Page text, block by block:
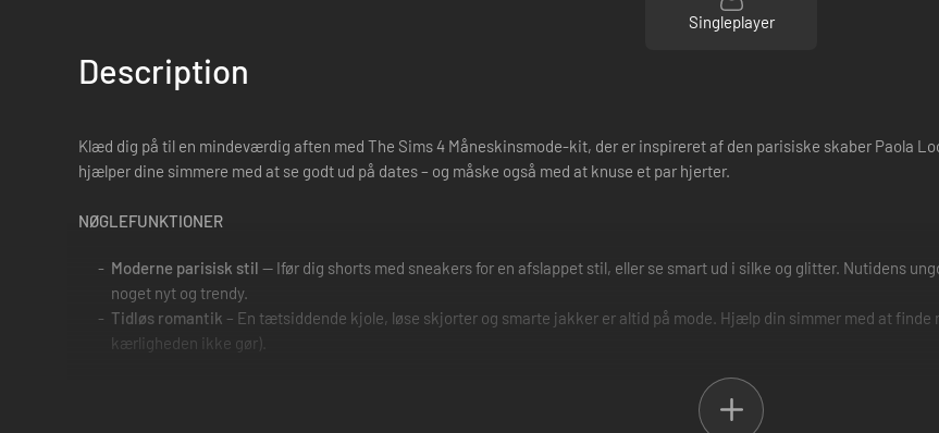
Singleplayer
Description
Klæd dig på til en mindeværdig aften med The Sims 4 Måneskinsmode-kit, der er inspireret af den parisiske skaber Paola
hjælper dine simmere med at se godt ud på dates – og måske også med at knuse et par hjerter.
NØGLEFUNKTIONER
Moderne parisisk stil — Ifør dig shorts med sneakers for en afslappet stil, eller se smart ud i silke og glitter. Nutidens
noget nyt og trendy.
Tidløs romantik – En tætsiddende kjole, løse skjorter og smarte jakker er altid på mode. Hjælp din simmer med at
kærligheden ikke gør).